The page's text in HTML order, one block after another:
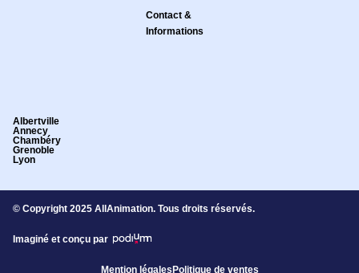
Contact &
Informations
Albertville
Annecy
Chambéry
Grenoble
Lyon
© Copyright 2025 AllAnimation. Tous droits réservés.
Imaginé et conçu par
Mention légalesPolitique de ventes